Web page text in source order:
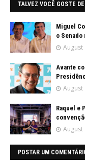
TALVEZ VOCÊ GOSTE
Miguel
o
August
Avante
August
Raquel e
August
POSTAR UM